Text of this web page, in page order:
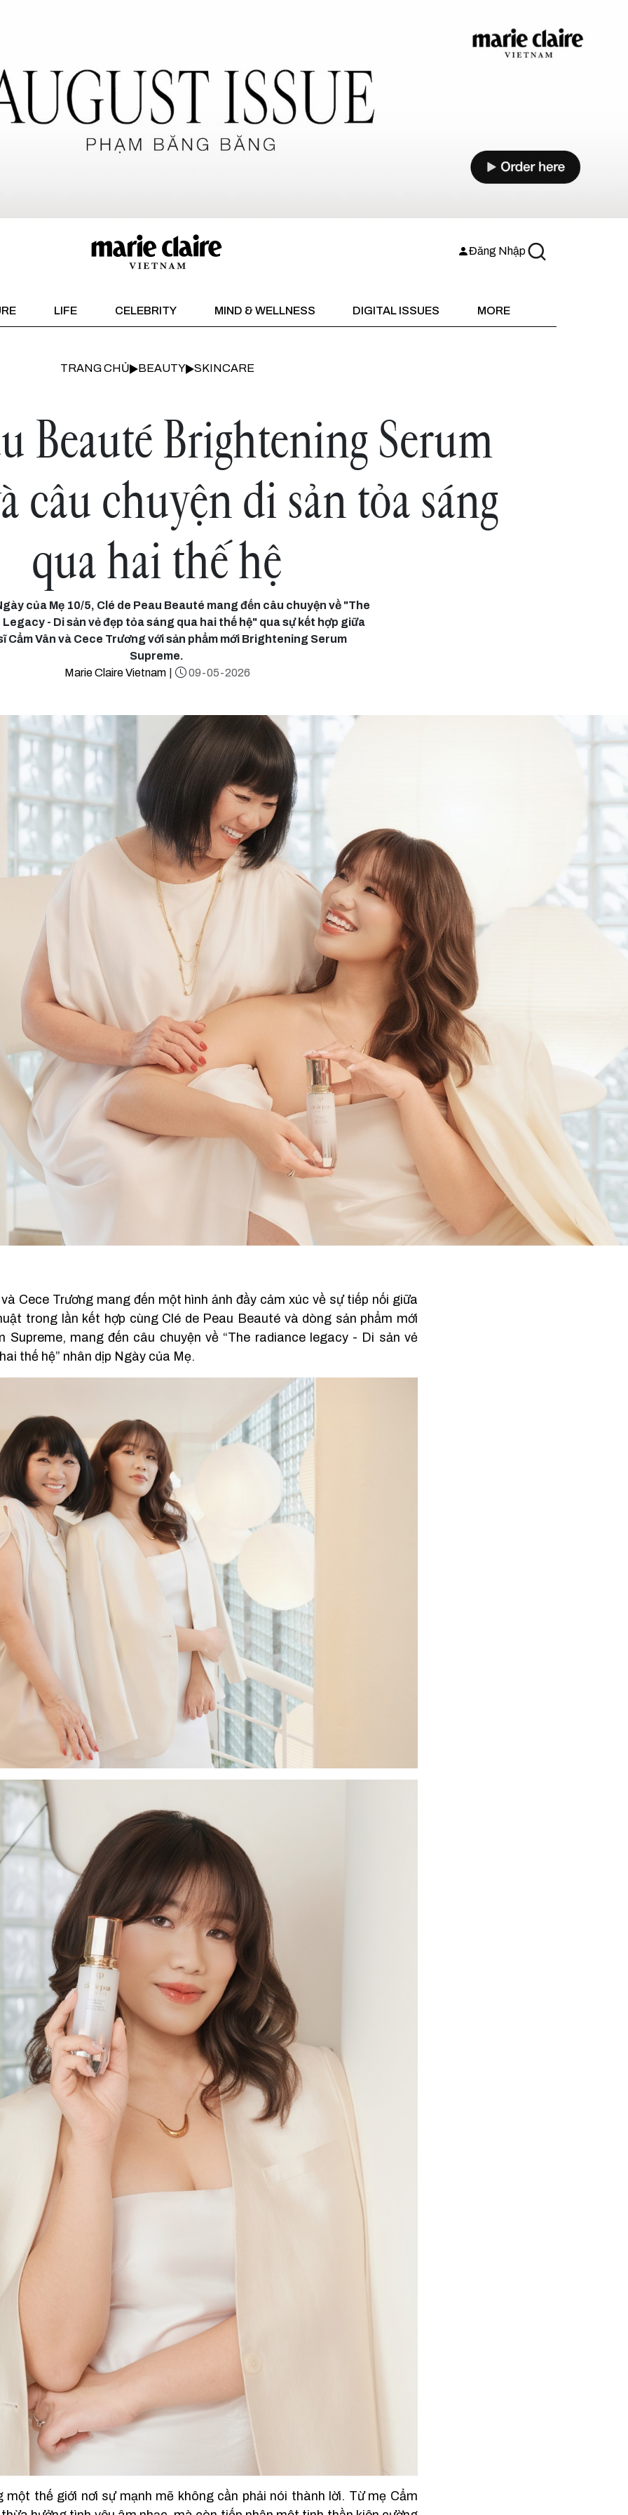
Đăng Nhập
LIFE CELEBRITY MIND & WELLNESS DIGITAL ISSUES MORE
TRANG CHỦ BEAUTY SKINCARE
Beauté Brightening Serum
câu chuyện di sản tỏa sáng
qua hai thế hệ
của Mẹ 10/5, Clé de Peau Beauté mang đến câu chuyện về "The
- Di sản vẻ đẹp tỏa sáng qua hai thế hệ" qua sự kết hợp giữa
Cẩm Vân và Cece Trương với sản phẩm mới Brightening Serum
Supreme.
Marie Claire Vietnam
09-05-2026
Cece Trương mang đến một hình ảnh đầy cảm xúc về sự tiếp nối giữa
trong lần kết hợp cùng Clé de Peau Beauté và dòng sản phẩm mới
Supreme, mang đến câu chuyện về “The radiance legacy - Di sản vẻ
thế hệ” nhân dịp Ngày của Mẹ.
một thế giới nơi sự mạnh mẽ không cần phải nói thành lời. Từ mẹ Cẩm